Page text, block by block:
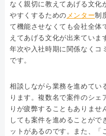
なく親切に教えてあげる文化
やすくするための メンター制
て機能させなくても会社全体
えてあげる文化が出来ていま
年次や入社時期に関係なくコ
です。
相談しながら業務を進めてい
ります。複数名で案件のシェ
りが疲弊することもありませ
しても案件を進めることがで
ットがあるのです。また、「